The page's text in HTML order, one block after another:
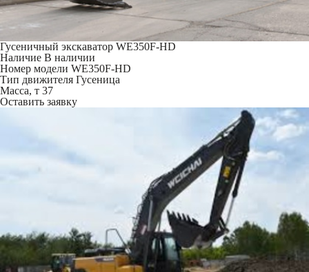
Гусеничный экскаватор WE350F-HD
Наличие В наличии
Номер модели WE350F-HD
Тип движителя Гусеница
Масса, т 37
Оставить заявку